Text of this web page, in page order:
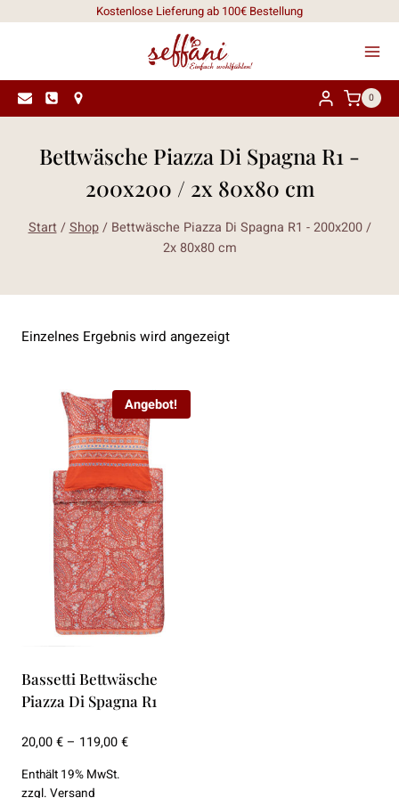
Kostenlose Lieferung ab 100€ Bestellung
0
Bettwäsche Piazza Di Spagna R1 -
200x200 / 2x 80x80 cm
Start / Shop / Bettwäsche Piazza Di Spagna R1 - 200x200 /
2x 80x80 cm
Einzelnes Ergebnis wird angezeigt
Angebot!
Bassetti Bettwäsche
Piazza Di Spagna R1
20,00€– 119,00€Preisspanne:
Enthält 19% MwSt.
zzgl. Versand